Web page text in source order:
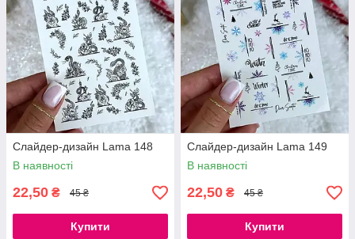
Слайдер-дизайн Lama 148
В наявності
22,50 ₴ 45 ₴
Купити
Слайдер-дизайн Lama 149
В наявності
22,50 ₴ 45 ₴
Купити